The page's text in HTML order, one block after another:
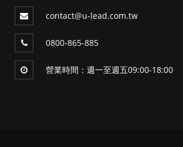
contact@u-lead.com.tw
0800-865-885
營業時間：週一至週五09:00-18:00